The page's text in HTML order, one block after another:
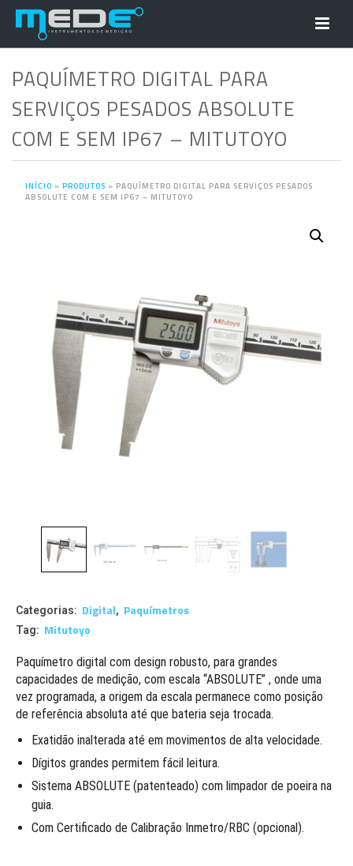
PAQUÍMETRO DIGITAL PARA
SERVIÇOS PESADOS ABSOLUTE
COM E SEM IP67 – MITUTOYO
INÍCIO » PRODUTOS » PAQUÍMETRO DIGITAL PARA SERVIÇOS PESADOS
ABSOLUTE COM E SEM IP67 – MITUTOYO
Categorias: Digital, Paquímetros
Tag: Mitutoyo
Paquímetro digital com design robusto, para grandes
capacidades de medição, com escala “ABSOLUTE” , onde uma
vez programada, a origem da escala permanece como posição
de referência absoluta até que bateria seja trocada.
Exatidão inalterada até em movimentos de alta velocidade.
Dígitos grandes permitem fácil leitura.
Sistema ABSOLUTE (patenteado) com limpador de poeira na
guia.
Com Certificado de Calibração Inmetro/RBC (opcional).